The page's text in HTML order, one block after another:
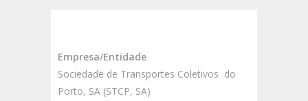
Empresa/Entidade
Sociedade de Transportes Coletivos do
Porto, SA (STCP, SA)